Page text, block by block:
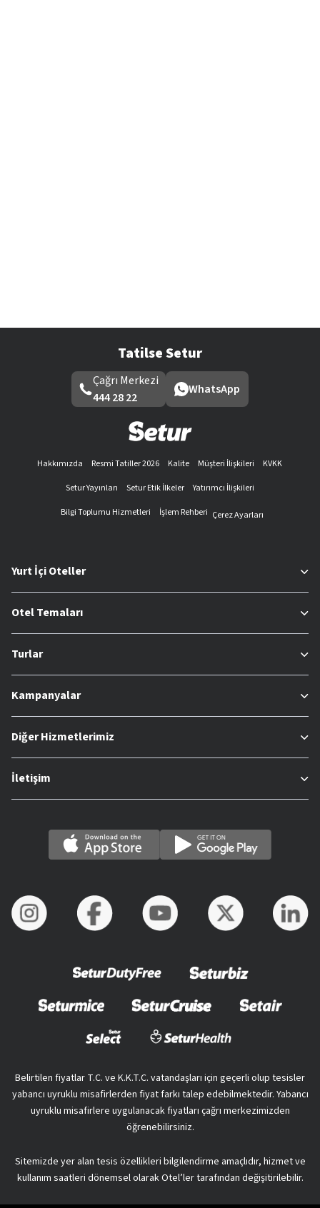
Tatilse Setur
Çağrı Merkezi
444 28 22
WhatsApp
Hakkımızda Resmi Tatiller 2026 Kalite Müşteri İlişkileri
KVKK
Setur Yayınları
Setur Etik İlkeler
Yatırımcı İlişkileri
Bilgi Toplumu Hizmetleri
İşlem Rehberi Çerez Ayarları
Yurt İçi Oteller
Otel Temaları
Turlar
Kampanyalar
Diğer Hizmetlerimiz
İletişim
Belirtilen fiyatlar T.C. ve K.K.T.C. vatandaşları için geçerli olup tesisler
yabancı uyruklu misafirlerden fiyat farkı talep edebilmektedir. Yabancı
uyruklu misafirlere uygulanacak fiyatları çağrı merkezimizden
öğrenebilirsiniz.
Sitemizde yer alan tesis özellikleri bilgilendirme amaçlıdır, hizmet ve
kullanım saatleri dönemsel olarak Otel’ler tarafından değişitirilebilir.